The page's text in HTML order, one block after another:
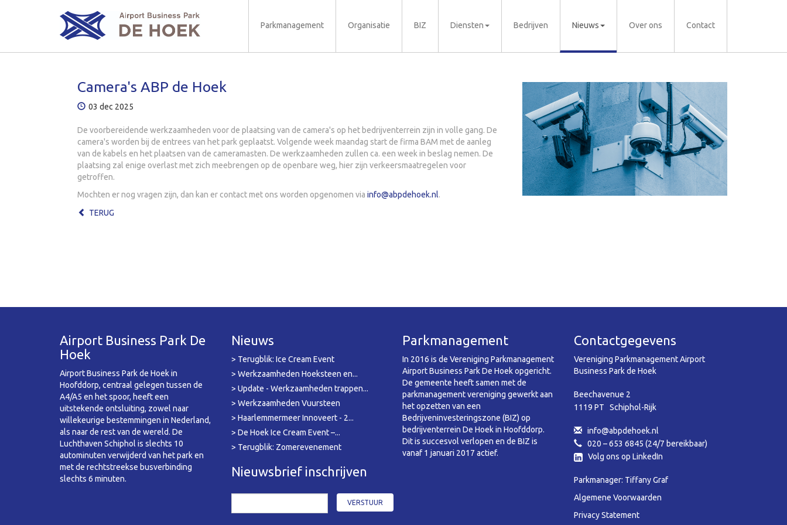
Parkmanagement Organisatie BIZ Diensten Bedrijven Nieuws Over ons Contact
Camera's ABP de Hoek
03 dec 2025
De voorbereidende werkzaamheden voor de plaatsing van de camera's op het bedrijventerrein zijn in volle gang. De
camera's worden bij de entrees van het park geplaatst. Volgende week maandag start de firma BAM met de aanleg
van de kabels en het plaatsen van de cameramasten. De werkzaamheden zullen ca. een week in beslag nemen. De
plaatsing zal enige overlast met zich meebrengen op de openbare weg, hier zijn verkeersmaatregelen voor
getroffen.
Mochten er nog vragen zijn, dan kan er contact met ons worden opgenomen via info@abpdehoek.nl.
TERUG
Airport Business Park De
Hoek
Airport Business Park de Hoek in
Hoofddorp, centraal gelegen tussen de
A4/A5 en het spoor, heeft een
uitstekende ontsluiting, zowel naar
willekeurige bestemmingen in Nederland,
als naar de rest van de wereld. De
Luchthaven Schiphol is slechts 10
autominuten verwijderd van het park en
met de rechtstreekse busverbinding
slechts 6 minuten.
Nieuws
> Terugblik: Ice Cream Event
> Werkzaamheden Hoeksteen en...
> Update - Werkzaamheden trappen...
> Werkzaamheden Vuursteen
> Haarlemmermeer Innoveert - 2...
> De Hoek Ice Cream Event –...
> Terugblik: Zomerevenement
Nieuwsbrief inschrijven
Parkmanagement
In 2016 is de Vereniging Parkmanagement
Airport Business Park De Hoek opgericht.
De gemeente heeft samen met de
parkmanagement vereniging gewerkt aan
het opzetten van een
Bedrijveninvesteringszone (BIZ) op
bedrijventerrein De Hoek in Hoofddorp.
Dit is succesvol verlopen en de BIZ is
vanaf 1 januari 2017 actief.
Contactgegevens
Vereniging Parkmanagement Airport
Business Park de Hoek
Beechavenue 2
1119 PT Schiphol-Rijk
info@abpdehoek.nl
020 – 653 6845 (24/7 bereikbaar)
Volg ons op LinkedIn
Parkmanager: Tiffany Graf
Algemene Voorwaarden
Privacy Statement